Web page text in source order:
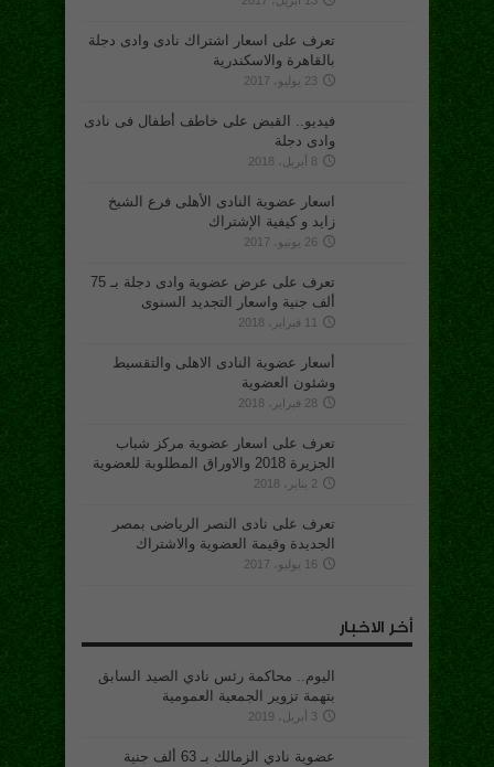
تعرف على اسعار اشتراك نادى وادى دجلة
بالقاهرة والاسكندرية
23 يوليو، 2017
فيديو.. القبض على خاطف أطفال فى نادى
وادى دجلة
8 أبريل، 2018
اسعار عضوية النادى الأهلى فرع الشيخ
زايد و كيفية الإشتراك
26 يونيو، 2017
تعرف على عرض عضوية وادى دجلة بـ 75
ألف جنية واسعار التجديد السنوى
11 فبراير، 2018
أسعار عضوية النادى الاهلى والتقسيط
وشئون العضوية
28 فبراير، 2018
تعرف على اسعار عضوية مركز شباب
الجزيرة 2018 والاوراق المطلوبة للعضوية
2 يناير، 2018
تعرف على نادى النصر الرياضى بمصر
الجديدة وقيمة العضوية والاشتراك
16 يوليو، 2017
أخر الاخبار
اليوم.. محاكمة رئس نادي الصيد السابق
بتهمة تزوير الجمعية العمومية
3 أبريل، 2019
عضوية نادي الزمالك بـ 63 ألف جنية